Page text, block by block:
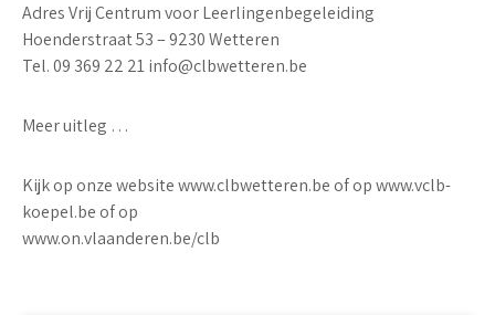
Adres Vrij Centrum voor Leerlingenbegeleiding
Hoenderstraat 53 – 9230 Wetteren
Tel. 09 369 22 21 info@clbwetteren.be
Meer uitleg …
Kijk op onze website www.clbwetteren.be of op www.vclb-
koepel.be of op
www.on.vlaanderen.be/clb